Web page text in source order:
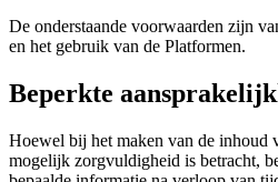
De onderstaande voorwaarden zijn
en het gebruik van de Platformen.
Beperkte
Hoewel bij het maken van de inhoud
mogelijk zorgvuldigheid is betracht,